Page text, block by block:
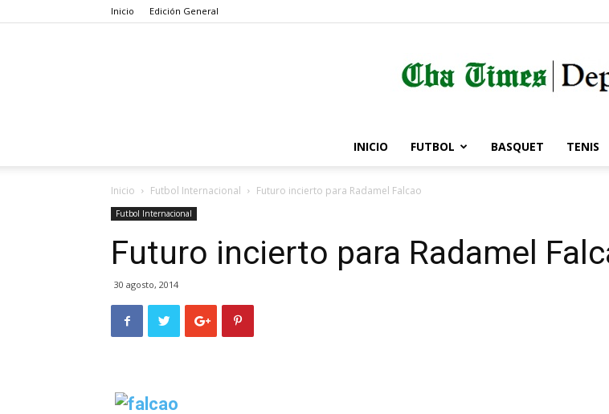
Inicio Edición General
Córdoba
Times
INICIO FUTBOL BASQUET TENIS
Inicio Futbol Internacional Futuro incierto para Radamel Falcao
Futbol Internacional
Futuro incierto para Radamel
30 agosto, 2014